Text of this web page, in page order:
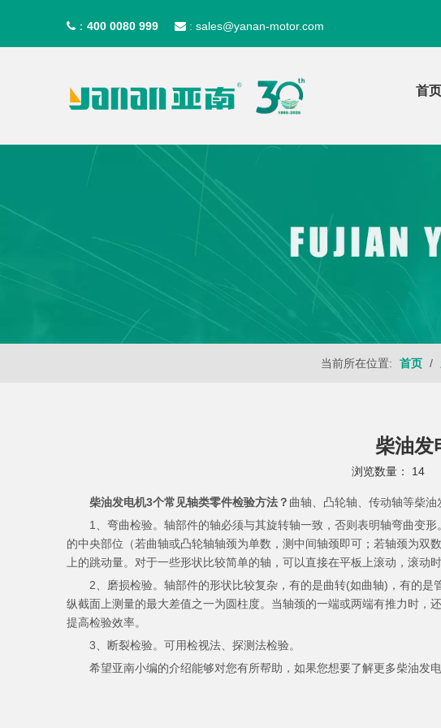
： 400 0080 999  : sales@yanan-motor.com
首页
当前所在位置: 首页 /
柴油发
浏览数量： 14
["wechat","weibo","qzone","douban","email"]
柴油发电机3个常见轴类零件检验方法？ 曲轴、凸轮轴、传动轴等柴油
1、弯曲检验。轴部件的轴必须与其旋转轴一致，否则表明轴弯曲变形
的中央部位（若曲轴或凸轮轴轴颈为单数，测中间轴颈即可；若轴颈为
上的跳动量。对于一些形状比较简单的轴，可以直接在平板上滚动，滚动
2、磨损检验。轴部件的形状比较复杂，有的是曲转(如曲轴)，有的是
纵截面上测量的最大差值之一为圆柱度。当轴颈的一端或两端有推力时，
提高检验效率。
3、断裂检验。可用检视法、探测法检验。
希望亚南小编的介绍能够对您有所帮助，如果您想要了解更多柴油发